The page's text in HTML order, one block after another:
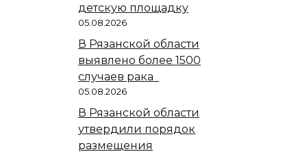
детскую площадку
05.08.2026
В Рязанской области
выявлено более 1500
случаев рака
05.08.2026
В Рязанской области
утвердили порядок
размещения